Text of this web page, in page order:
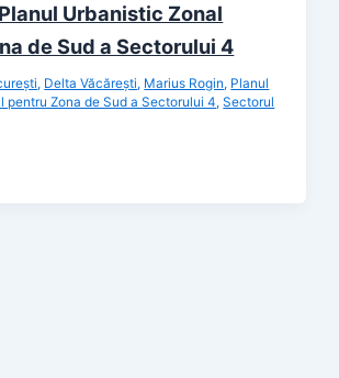
Urbanistic Zonal
de Sud a Sectorului 4
, Delta Văcărești, Marius Rogin, Planul
pentru Zona de Sud a Sectorului 4,Sectorul